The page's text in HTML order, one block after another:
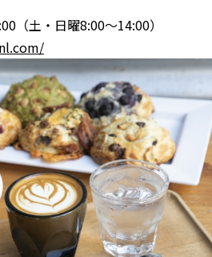
（土・日曜8:00～14:00）